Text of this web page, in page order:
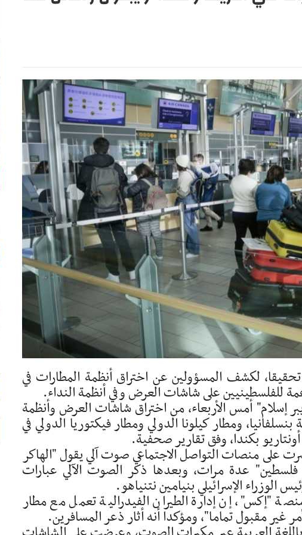
لكشف المسؤولين عن اختراق أنظمة المطارات في
للفلسطينيين على شاشات العرض وفي أنظمة النداء.
إسلام" أمس الأربعاء، من اختراق شاشات العرض وأنظمة
ومطار كيلونا الدولي ومطار فيكتوريا الدولي في
بكندا، وفق تقارير صحفية.
على منصات التواصل الاجتماعي صوت آلي يقول "الهاكر
فلسطين" عدة مرات، وبعدها ذكر الصوت الآلي عبارات
الإسرائيلي بنيامين نتنياهو.
"إكس"، إن إدارة الطيران الفيدرالية تعمل مع مطار
مقبول تماما"، ومؤكدا أنه أثار ذعر المسافرين.